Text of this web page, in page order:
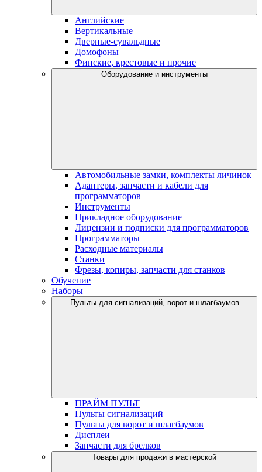
Английские
Вертикальные
Дверные-сувальдные
Домофоны
Финские, крестовые и прочие
Оборудование и инструменты
Автомобильные замки, комплекты личинок
Адаптеры, запчасти и кабели для
программаторов
Инструменты
Прикладное оборудование
Лицензии и подписки для программаторов
Программаторы
Расходные материалы
Станки
Фрезы, копиры, запчасти для станков
Обучение
Наборы
Пульты для сигнализаций, ворот и шлагбаумов
ПРАЙМ ПУЛЬТ
Пульты сигнализаций
Пульты для ворот и шлагбаумов
Дисплеи
Запчасти для брелков
Товары для продажи в мастерской